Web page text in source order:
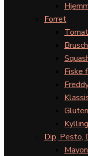
Forret
Fiske
Dip, Pesto,